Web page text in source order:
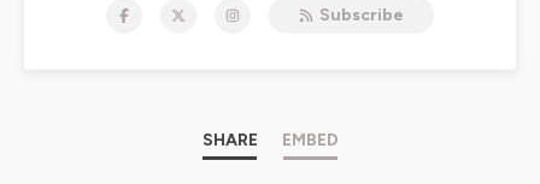
chacun à se l’approprier.
À travers ces méditations, l’Évangile retrouve sa
fraîcheur et devient une source vivante pour la foi.
Subscribe
SHARE EMBED